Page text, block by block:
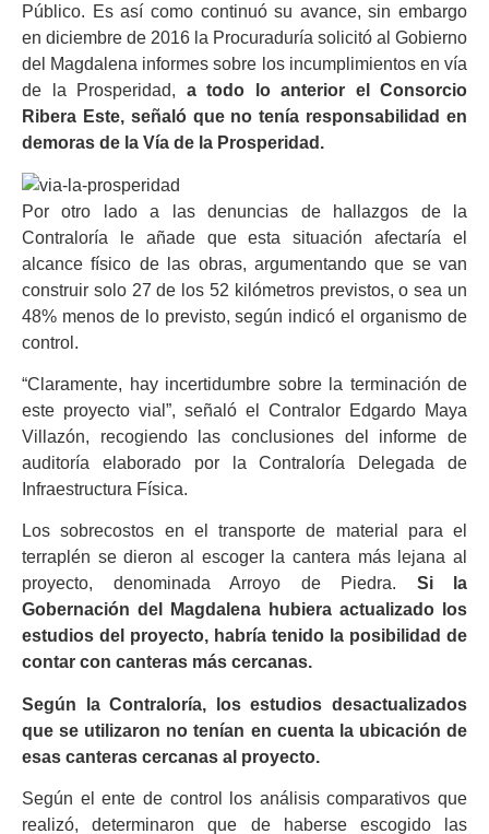
Público. Es así como continuó su avance, sin embargo
en diciembre de 2016 la Procuraduría solicitó al Gobierno
del Magdalena informes sobre los incumplimientos en vía
de la Prosperidad, a todo lo anterior el Consorcio
Ribera Este, señaló que no tenía responsabilidad en
demoras de la Vía de la Prosperidad.
Por otro lado a las denuncias de hallazgos de la
Contraloría le añade que esta situación afectaría el
alcance físico de las obras, argumentando que se van
construir solo 27 de los 52 kilómetros previstos, o sea un
48% menos de lo previsto, según indicó el organismo de
control.
“Claramente, hay incertidumbre sobre la terminación de
este proyecto vial”, señaló el Contralor Edgardo Maya
Villazón, recogiendo las conclusiones del informe de
auditoría elaborado por la Contraloría Delegada de
Infraestructura Física.
Los sobrecostos en el transporte de material para el
terraplén se dieron al escoger la cantera más lejana al
proyecto, denominada Arroyo de Piedra. Si la
Gobernación del Magdalena hubiera actualizado los
estudios del proyecto, habría tenido la posibilidad de
contar con canteras más cercanas.
Según la Contraloría, los estudios desactualizados
que se utilizaron no tenían en cuenta la ubicación de
esas canteras cercanas al proyecto.
Según el ente de control los análisis comparativos que
realizó, determinaron que de haberse escogido las